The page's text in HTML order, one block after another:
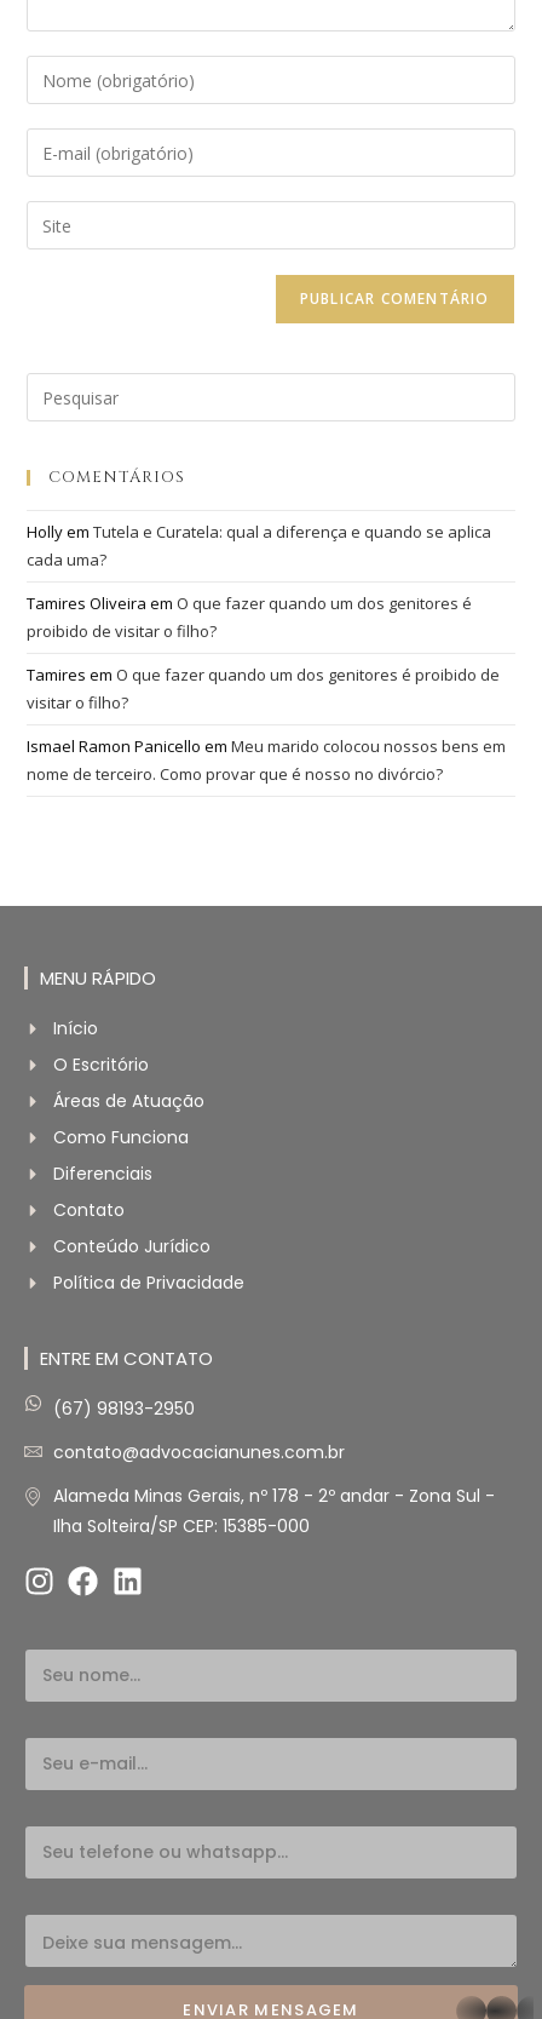
COMENTÁRIOS
HollyemTutela e Curatela: qual a diferença e quando se aplica
cada uma?
Tamires Oliveira emO que fazer quando um dos genitores é
proibido de visitar o filho?
Tamires emO que fazer quando um dos genitores é proibido de
visitar o filho?
Ismael Ramon Panicello emMeu marido colocou nossos bens em
nome de terceiro. Como provar que é nosso no divórcio?
MENU RÁPIDO
Início
O Escritório
Áreas de Atuação
Como Funciona
Diferenciais
Contato
Conteúdo Jurídico
Política de Privacidade
ENTRE EM CONTATO
(67) 98193-2950
contato@advocacianunes.com.br
Alameda Minas Gerais, nº 178 - 2º andar - Zona Sul -
Ilha Solteira/SP CEP: 15385-000
ENVIAR MENSAGEM whatsapp